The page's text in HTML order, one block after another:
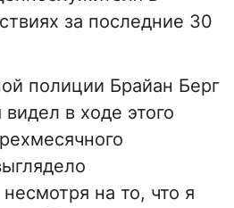
за последние 30
полиции Брайан Берг
видел в ходе этого
на то, что я